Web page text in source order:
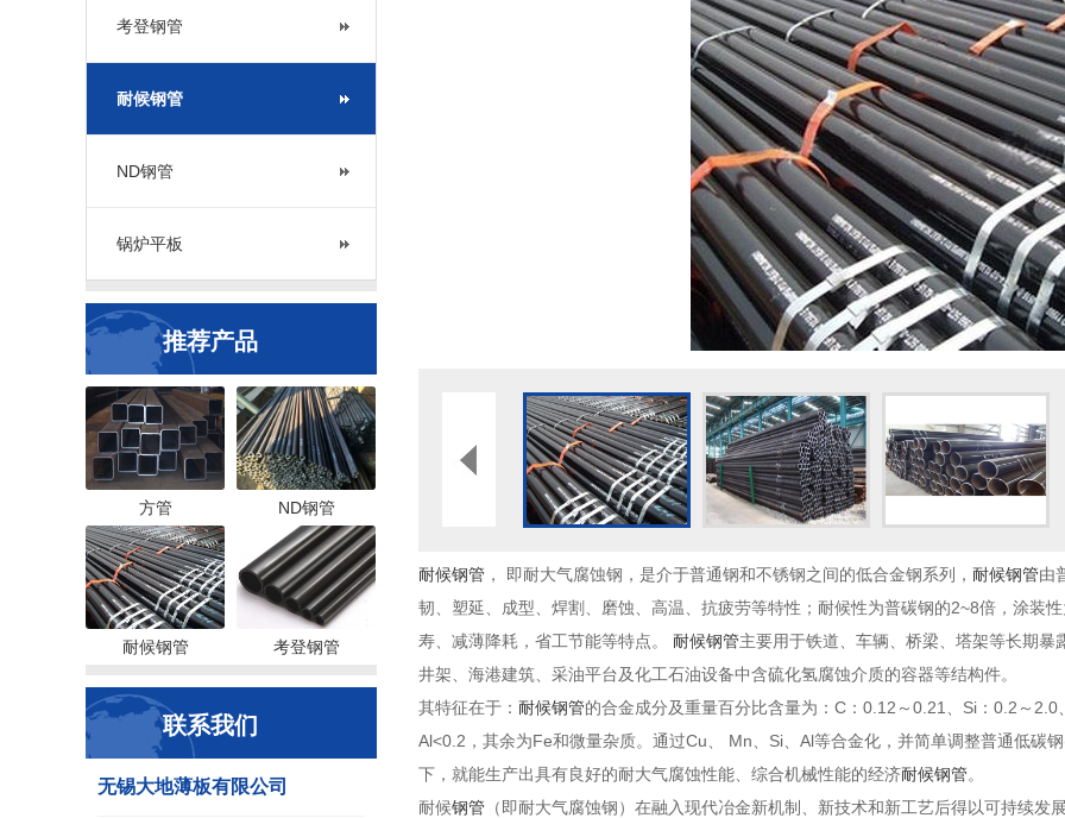
考登钢管
耐候钢管
ND钢管
锅炉平板
推荐产品
方管 ND钢管
耐候钢管 考登钢管
联系我们
无锡大地薄板有限公司
耐候钢管 ， 即耐大气腐蚀钢，是介于普通钢和不锈钢之间的低合金钢系列， 耐候钢管由
韧、塑延、成型、焊割、磨蚀、高温、抗疲劳等特性；耐候性为普碳钢的2~8倍，涂装
寿、减薄降耗，省工节能等特点。 耐候钢管主要用于铁道、车辆、桥梁、塔架等长期
井架、海港建筑、采油平台及化工石油设备中含硫化氢腐蚀介质的容器等结构件。
其特征在于： 耐候钢管的合金成分及重量百分比含量为：C：0.12～0.21、Si：0.2～
Al<0.2，其余为Fe和微量杂质。通过Cu、 Mn、Si、Al等合金化，并简单调整普通低碳
下，就能生产出具有良好的耐大气腐蚀性能、综合机械性能的经济耐候钢管。
耐候钢管 （即耐大气腐蚀钢）在融入现代冶金新机制、新技术和新工艺后得以可持续